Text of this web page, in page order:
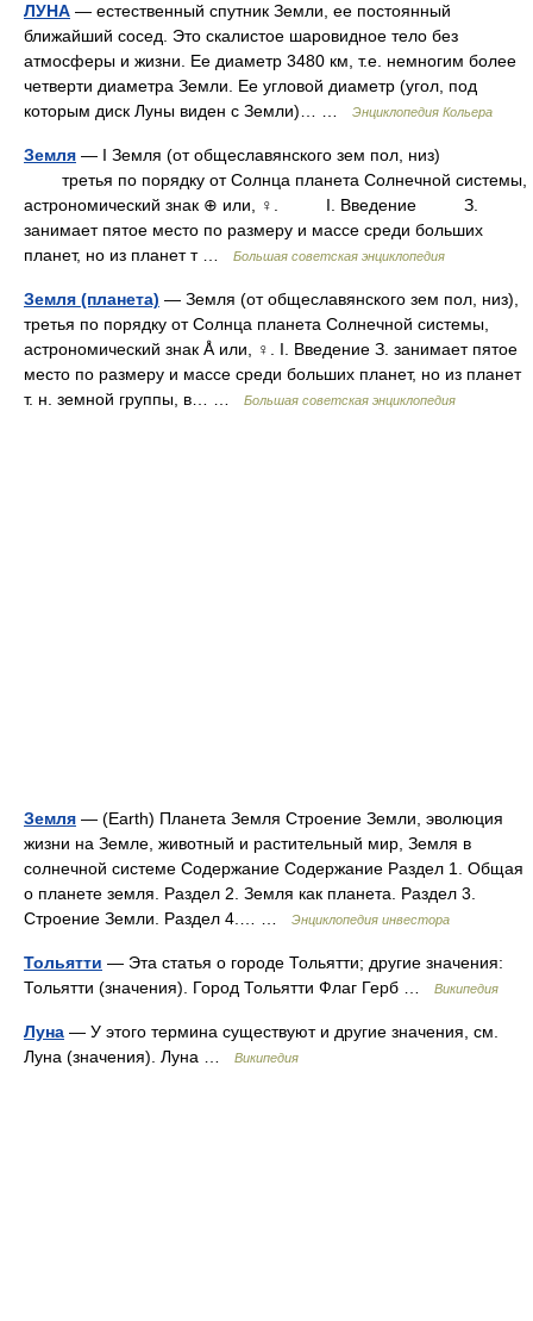
ЛУНА — естественный спутник Земли, ее постоянный
ближайший сосед. Это скалистое шаровидное тело без
атмосферы и жизни. Ее диаметр 3480 км, т.е. немногим более
четверти диаметра Земли. Ее угловой диаметр (угол, под
которым диск Луны виден с Земли)… …
Энциклопедия Кольера
Земля — I Земля (от общеславянского зем пол, низ)
третья по порядку от Солнца планета Солнечной системы,
астрономический знак ⊕ или, ♀. I. Введение З.
занимает пятое место по размеру и массе среди больших
планет, но из планет т …
Большая советская энциклопедия
Земля (планета) — Земля (от общеславянского зем пол, низ),
третья по порядку от Солнца планета Солнечной системы,
астрономический знак Å или, ♀. I. Введение З. занимает пятое
место по размеру и массе среди больших планет, но из планет
т. н. земной группы, в… …
Большая советская энциклопедия
Земля — (Earth) Планета Земля Строение Земли, эволюция
жизни на Земле, животный и растительный мир, Земля в
солнечной системе Содержание Содержание Раздел 1. Общая
о планете земля. Раздел 2. Земля как планета. Раздел 3.
Строение Земли. Раздел 4.… …
Энциклопедия инвестора
Тольятти — Эта статья о городе Тольятти; другие значения:
Тольятти (значения). Город Тольятти Флаг Герб …
Википедия
Луна — У этого термина существуют и другие значения, см.
Луна (значения). Луна …
Википедия